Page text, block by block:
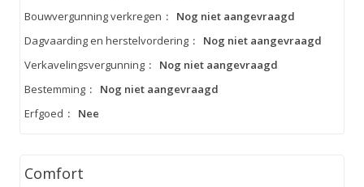
Bouwvergunning verkregen :
Nog niet aangevraagd
Dagvaarding en herstelvordering :
Nog niet aangevraagd
Verkavelingsvergunning :
Nog niet aangevraagd
Bestemming :
Nog niet aangevraagd
Erfgoed : Nee
Comfort